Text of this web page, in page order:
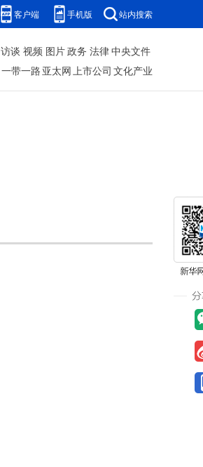
客户端 手机版 站内搜索
访谈 视频 图片政务 法律中央文件
一带一路 亚太网上市公司 文化产业